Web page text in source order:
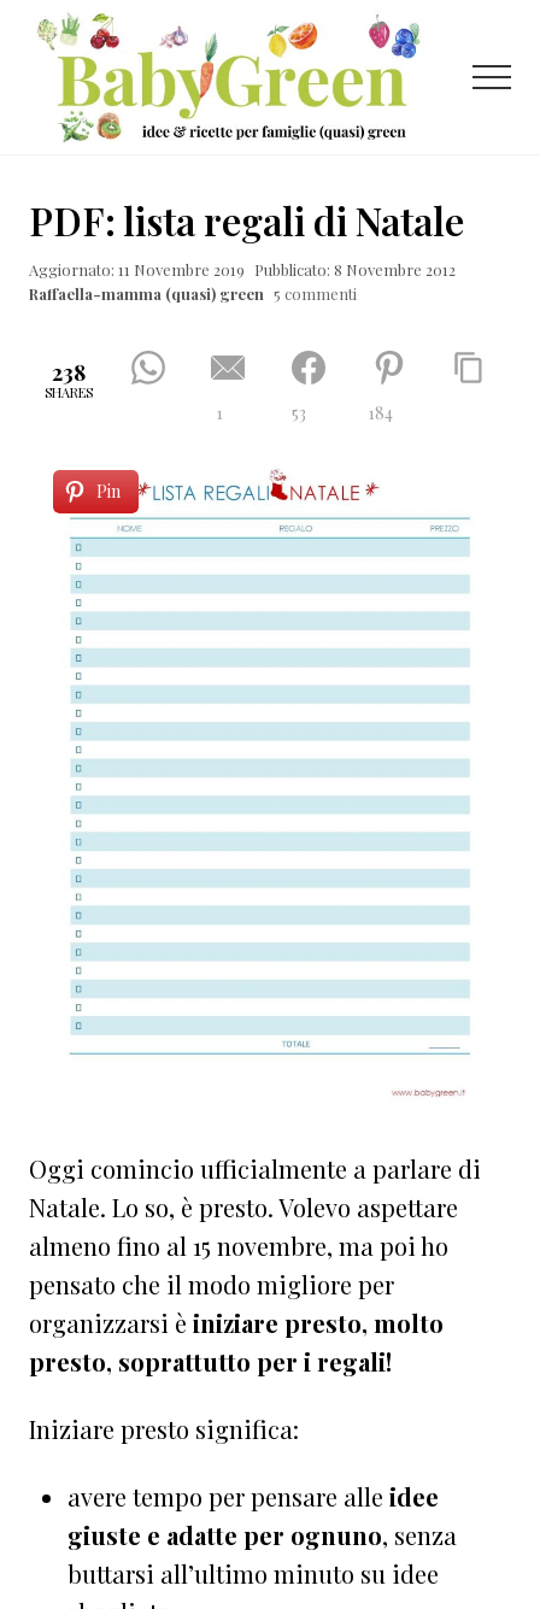
Menu
Passa
contenuto
principale
Passa
laterale
primaria
Passa
ricette
per
(quasi)
green
Menu
PDF: lista regali di Natale
Aggiornato: 11 Novembre 2019 Pubblicato: 8 Novembre 2012
Raffaella-mamma (quasi) green 5 commenti
238
SHARES
1 53 184
Pin
Oggi comincio ufficialmente a parlare di
Natale. Lo so, è presto. Volevo aspettare
almeno fino al 15 novembre, ma poi ho
pensato che il modo migliore per
organizzarsi è iniziare presto, molto
presto, soprattutto per i regali!
Iniziare presto significa:
avere tempo per pensare alle idee
giuste e adatte per ognuno, senza
buttarsi all’ultimo minuto su idee